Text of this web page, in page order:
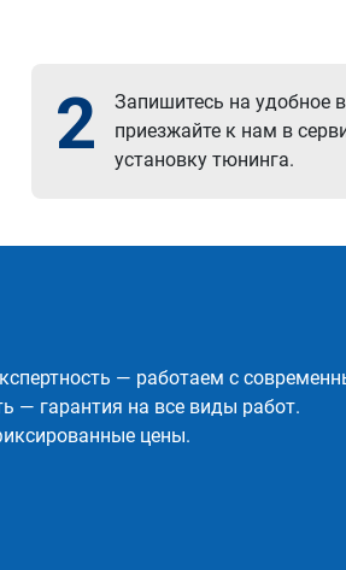
2
Запишитесь на удобное
приезжайте к нам в
установку тюнинга.
— работаем с
— гарантия на все виды работ.
цены.